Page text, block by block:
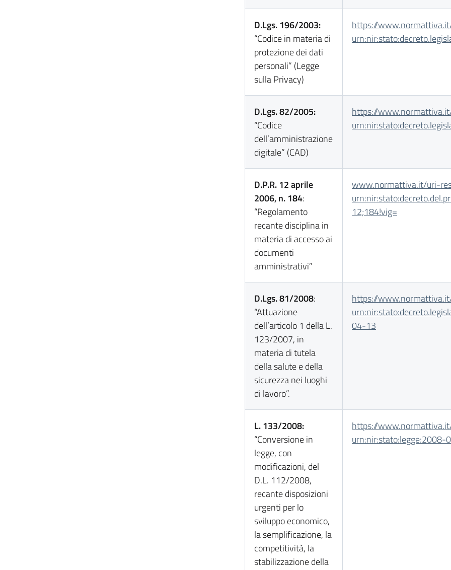
D.Lgs. 196/2003:
“Codice in materia di
protezione dei dati
personali” (Legge
sulla Privacy)
https://
D.Lgs. 82/2005:
“Codice
dell’amministrazione
digitale” (CAD)
https://
D.P.R. 12 aprile
2006, n. 184:
“Regolamento
recante disciplina in
materia di accesso ai
documenti
amministrativi”
www.normattiva.it/uri-
12;184!vig=
D.Lgs. 81/2008:
“Attuazione
dell’articolo 1 della L.
123/2007, in
materia di tutela
della salute e della
sicurezza nei luoghi
di lavoro”.
https://
04-13
L. 133/2008:
“Conversione in
legge, con
modificazioni, del
D.L. 112/2008,
recante disposizioni
urgenti per lo
sviluppo economico,
la semplificazione, la
competitività, la
stabilizzazione della
https://
urn:nir:stato:legge:2008-